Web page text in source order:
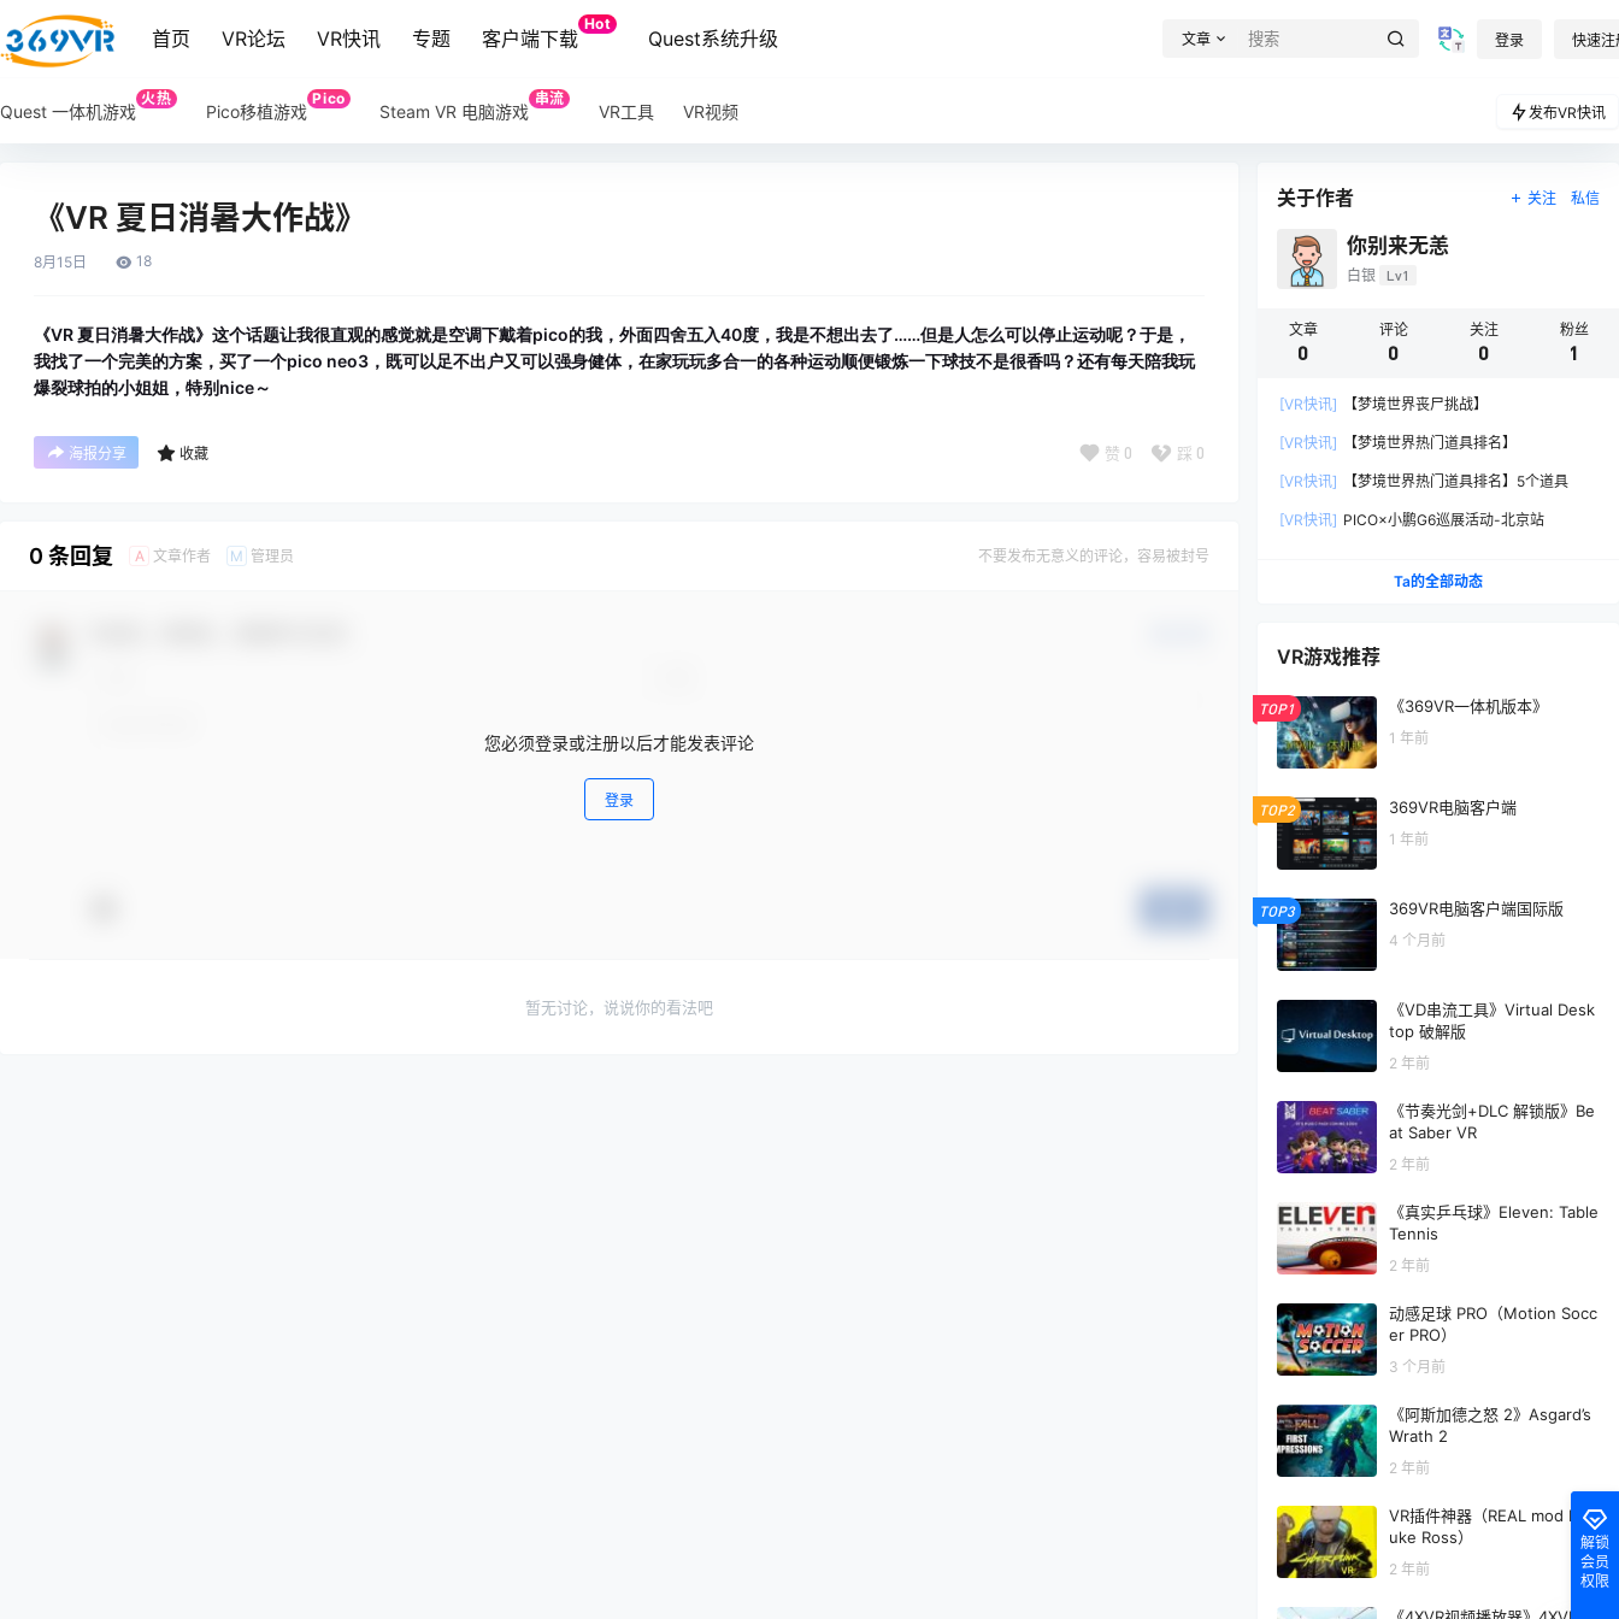
首页 VR论坛 VR快讯 专题 客户端下载
Hot
Quest系统升级 文章 登录 快速注
Quest 一体机游戏
火热
Pico移植游戏
Pico
Steam VR 电脑游戏
串流
VR工具 VR视频 发布VR快讯
《VR 夏日消暑大作战》
8月 15日 18
《VR 夏日消暑大作战》这个话题让我很直观的感觉就是空调下戴着pico的我，外面四舍五入40度，我是不想出去了……但是人怎么可以停止运动呢？于是，
我找了一个完美的方案，买了一个pico neo3，既可以足不出户又可以强身健体，在家玩玩多合一的各种运动顺便锻炼一下球技不是很香吗？还有每天陪我玩
爆裂球拍的小姐姐，特别nice～
海报分享 收藏 赞 0 踩 0
0 条回复 A 文章作者 M 管理员 不要发布无意义的评论，容易被封号
您必须登录或注册以后才能发表评论
登录
暂无讨论，说说你的看法吧
关于作者 关注 私信
你别来无恙
白银 Lv1
文章
0
评论
0
关注
0
粉丝
1
[VR快讯] 【梦境世界丧尸挑战】
[VR快讯] 【梦境世界热门道具排名】
[VR快讯] 【梦境世界热门道具排名】5个道具
[VR快讯] PICO×小鹏G6巡展活动-北京站
Ta的全部动态
VR游戏推荐
TOP1 《369VR一体机版本》
1 年前
TOP2 369VR电脑客户端
1 年前
TOP3 369VR电脑客户端国际版
4 个月前
《VD串流工具》Virtual Desk
top 破解版
2 年前
《节奏光剑+DLC 解锁版》Be
at Saber VR
2 年前
《真实乒乓球》Eleven: Table
Tennis
2 年前
动感足球 PRO（Motion Socc
er PRO）
3 个月前
《阿斯加德之怒 2》Asgard’s
Wrath 2
2 年前
VR插件神器（REAL mod By L
uke Ross）
2 年前
解锁
会员
权限